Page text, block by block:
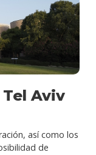
Aviv
así como los
de